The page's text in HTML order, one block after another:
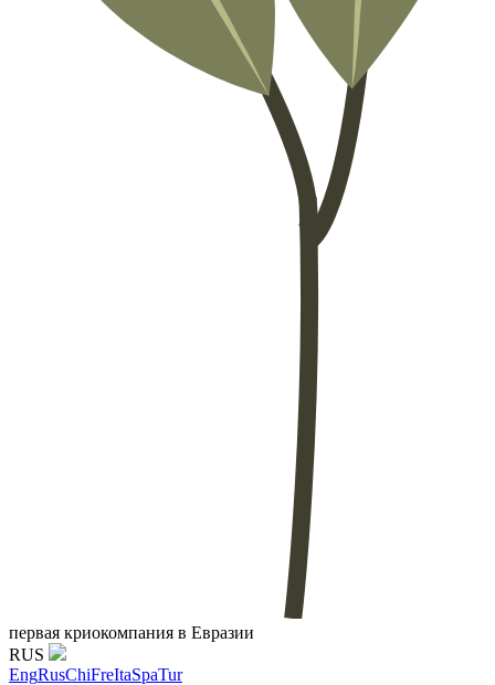
первая криокомпания в Евразии
RUS
EngRusChiFreItaSpaTur